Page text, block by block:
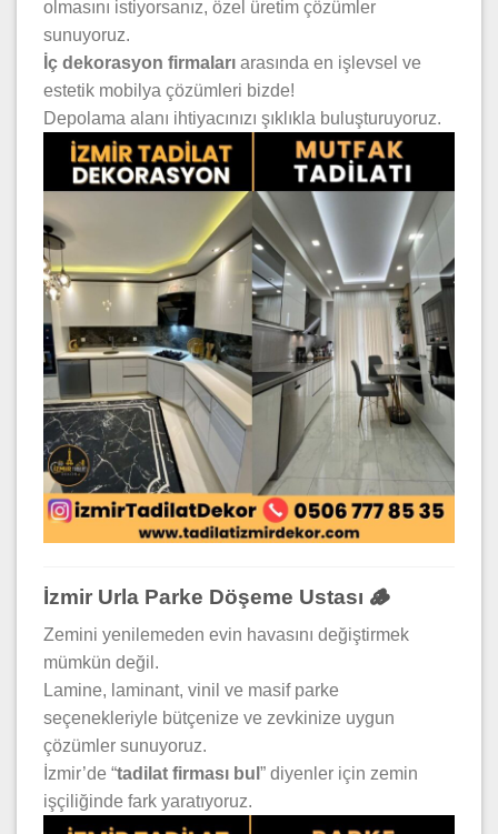
olmasını istiyorsanız, özel üretim çözümler
sunuyoruz.
İç dekorasyon firmaları arasında en işlevsel ve
estetik mobilya çözümleri bizde!
Depolama alanı ihtiyacınızı şıklıkla buluşturuyoruz.
İzmir Urla Parke Döşeme Ustası 🪵
Zemini yenilemeden evin havasını değiştirmek
mümkün değil.
Lamine, laminant, vinil ve masif parke
seçenekleriyle bütçenize ve zevkinize uygun
çözümler sunuyoruz.
İzmir’de “tadilat firması bul ” diyenler için zemin
işçiliğinde fark yaratıyoruz.